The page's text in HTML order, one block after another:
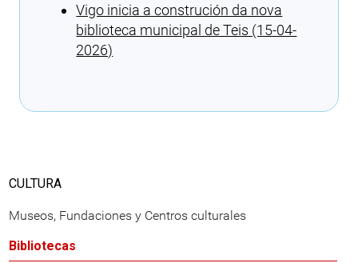
Vigo inicia a construción da nova
biblioteca municipal de Teis (15-04-
2026)
CULTURA
Museos, Fundaciones y Centros culturales
Bibliotecas